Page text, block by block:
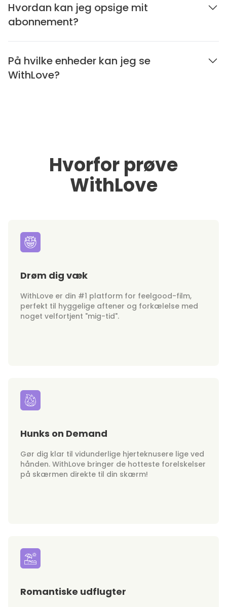
Hvordan kan jeg opsige mit
abonnement?
På hvilke enheder kan jeg se
WithLove?
Hvorfor prøve
WithLove
Drøm dig væk
WithLove er din #1 platform for feelgood-film,
perfekt til hyggelige aftener og forkælelse med
noget velfortjent "mig-tid".
Hunks on Demand
Gør dig klar til vidunderlige hjerteknusere lige ved
hånden. WithLove bringer de hotteste forelskelser
på skærmen direkte til din skærm!
Romantiske udflugter